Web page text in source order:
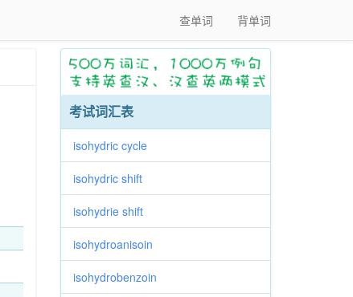
查单词 背单词
考试词汇表
isohydric cycle
isohydric shift
isohydrie shift
isohydroanisoin
isohydrobenzoin